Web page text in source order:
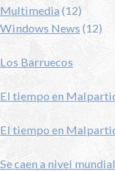
Multimedia(12)
Windows News (12)
Los Barruecos
El tiempo en
El tiempo en
Se caen a nivel